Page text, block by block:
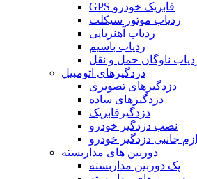
GPS فابریک خودرو
ردیاب موتور سیکلت
ردیاب آهنربایی
ردیاب باسیم
ناوگان حمل و نقل
دزدگیرهای اتومبیل
دزدگیرهای تصویری
دزدگیرهای ساده
دزدگیرفابریک
نصب دزدگیر خودرو
جانبی دزدگیر خودرو
دوربین های مداربسته
پک دوربین مداربسته